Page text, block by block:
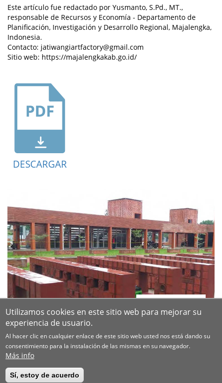
Este artículo fue redactado por Yusmanto, S.Pd., MT.,
responsable de Recursos y Economía - Departamento de
Planificación, Investigación y Desarrollo Regional, Majalengka,
Indonesia.
Contacto: jatiwangiartfactory@gmail.com
Sitio web: https://majalengkakab.go.id/
DESCARGAR
Utilizamos cookies en este sitio web para mejorar su
experiencia de usuario.
Al hacer clic en cualquier enlace de este sitio web usted nos está dando su
consentimiento para la instalación de las mismas en su navegador.
Más info
Sí, estoy de acuerdo